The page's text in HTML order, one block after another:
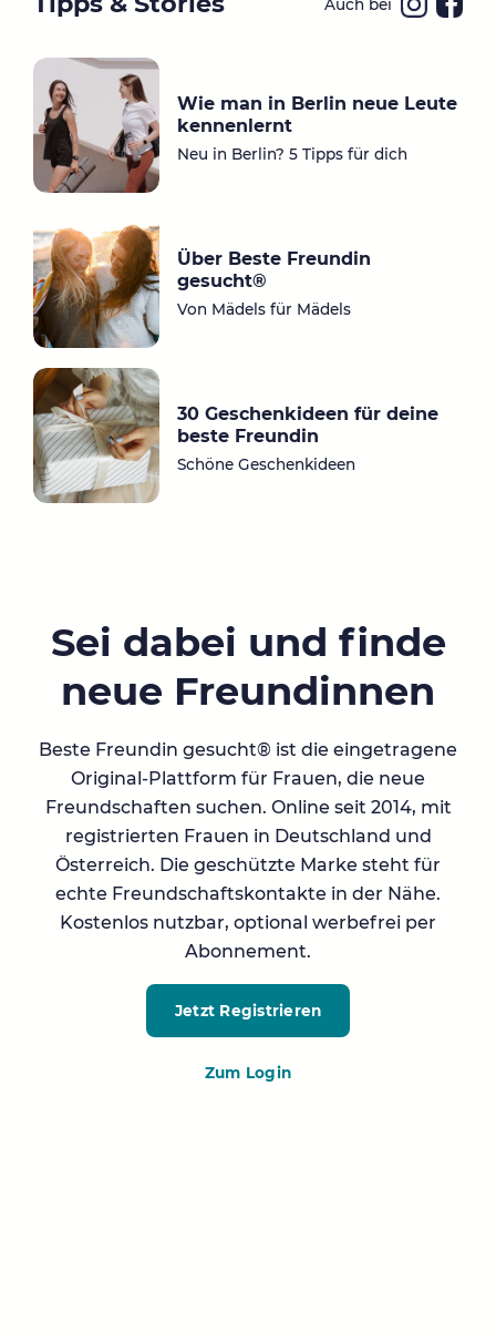
Auch bei
a
ok
Wie man in Berlin neue Leute
kennenlernt
Neu in Berlin? 5 Tipps für dich
Über Beste Freundin
gesucht®
Von Mädels für Mädels
30 Geschenkideen für deine
beste Freundin
Schöne Geschenkideen
Sei dabei und finde
neue Freundinnen
Beste Freundin gesucht® ist die eingetragene
Original-Plattform für Frauen, die neue
Freundschaften suchen. Online seit 2014, mit
registrierten Frauen in Deutschland und
Österreich. Die geschützte Marke steht für
echte Freundschaftskontakte in der Nähe.
Kostenlos nutzbar, optional werbefrei per
Abonnement.
Jetzt Registrieren
Zum Login